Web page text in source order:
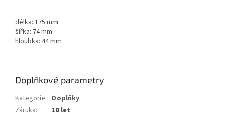
délka: 175 mm
šířka: 74 mm
hloubka: 44 mm
Doplňkové parametry
Kategorie: Doplňky
Záruka: 10 let